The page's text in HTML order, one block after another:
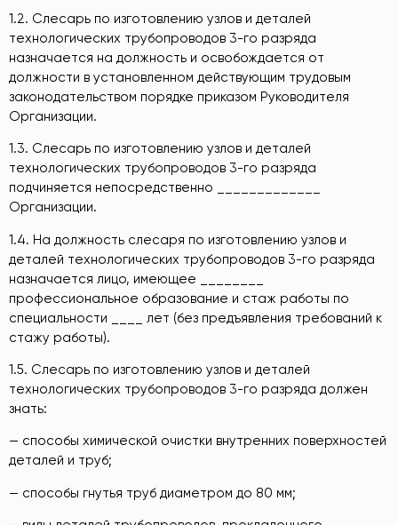
1.2. Слесарь по изготовлению узлов и деталей
технологических трубопроводов 3-го разряда
назначается на должность и освобождается от
должности в установленном действующим трудовым
законодательством порядке приказом Руководителя
Организации.
1.3. Слесарь по изготовлению узлов и деталей
технологических трубопроводов 3-го разряда
подчиняется непосредственно _____________
Организации.
1.4. На должность слесаря по изготовлению узлов и
деталей технологических трубопроводов 3-го разряда
назначается лицо, имеющее ________
профессиональное образование и стаж работы по
специальности ____ лет (без предъявления требований к
стажу работы).
1.5. Слесарь по изготовлению узлов и деталей
технологических трубопроводов 3-го разряда должен
знать:
— способы химической очистки внутренних поверхностей
деталей и труб;
— способы гнутья труб диаметром до 80 мм;